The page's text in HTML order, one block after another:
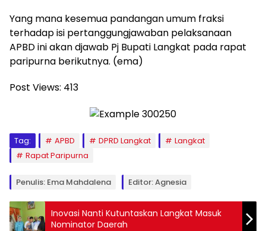
Yang mana kesemua pandangan umum fraksi
terhadap isi pertanggungjawaban pelaksanaan
APBD ini akan djawab Pj Bupati Langkat pada rapat
paripurna berikutnya. (ema)
Post Views: 413
Tag: APBD DPRD Langkat
Langkat
Rapat Paripurna
Penulis: Ema Mahdalena Editor: Agnesia
Inovasi Nanti Kutuntaskan Langkat Masuk
Nominator Daerah